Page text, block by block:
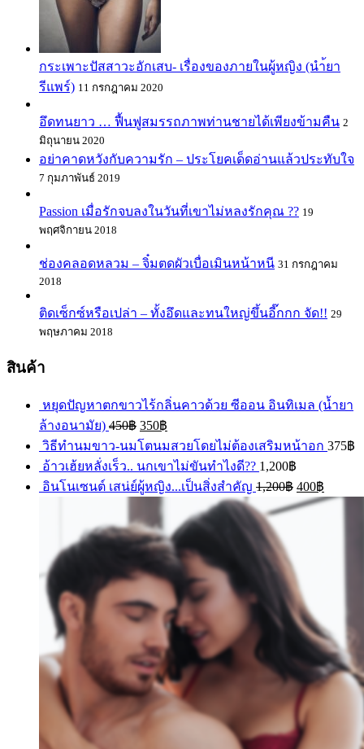
กระเพาะปัสสาวะอักเสบ- เรื่องของภายในผู้หญิง (นำ้ยา
รีแพร์) 11 กรกฎาคม 2020
อึดทนยาว … ฟื้นฟูสมรรถภาพท่านชายได้เพียงข้ามคืน 2
มิถุนายน 2020
อย่าคาดหวังกับความรัก – ประโยคเด็ดอ่านแล้วประทับใจ
7 กุมภาพันธ์ 2019
Passion เมื่อรักจบลงในวันที่เขาไม่หลงรักคุณ ?? 19
พฤศจิกายน 2018
ช่องคลอดหลวม – จิ๋มตดผัวเบื่อเมินหน้าหนี 31 กรกฎาคม
2018
ติดเซ็กซ์หรือเปล่า – ทั้งอึดและทนใหญ่ขึ้นอี๊กกก จัด!! 29
พฤษภาคม 2018
สินค้า
หยุดปัญหาตกขาวไร้กลิ่นคาวด้วย ซีออน อินทิเมล (น้ำยา
ล้างอนามัย) 450฿ 350฿
วิธีทำนมขาว-นมโตนมสวยโดยไม่ต้องเสริมหน้าอก 375฿
อ้าวเฮ้ยหลั่งเร็ว.. นกเขาไม่ขันทำไงดี?? 1,200฿
อินโนเซนต์ เสน่ย์ผู้หญิง...เป็นสิ่งสำคัญ 1,200฿ 400฿